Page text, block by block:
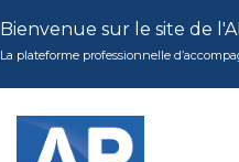
Bienvenue sur le site de
La plateforme professionnelle